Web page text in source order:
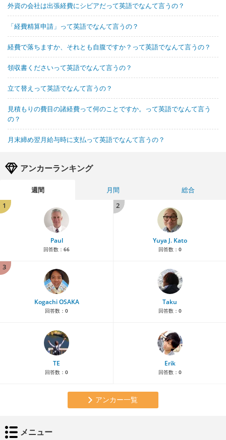
外資の会社は出張経費にシビアだって英語でなんて言うの？
「経費精算申請」って英語でなんて言うの？
経費で落ちますか、それとも自腹ですか？って英語でなんて言うの？
領収書くださいって英語でなんて言うの？
立て替えって英語でなんて言うの？
見積もりの費目の諸経費って何のことですか。って英語でなんて言う
の？
月末締め翌月給与時に支払って英語でなんて言うの？
アンカーランキング
週間 月間
総合
1
Paul
回答数： 66
2
Yuya J. Kato
回答数： 0
3
Kogachi OSAKA
回答数： 0
Taku
回答数： 0
TE
回答数： 0
Erik
回答数： 0
アンカー一覧
メニュー